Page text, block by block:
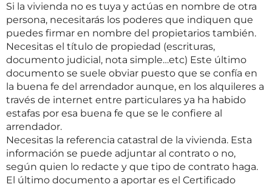
Si la vivienda no es tuya y actúas en nombre de otra
persona, necesitarás los poderes que indiquen que
puedes firmar en nombre del propietarios también.
Necesitas el título de propiedad (escrituras,
documento judicial, nota simple…etc) Este último
documento se suele obviar puesto que se confía en
la buena fe del arrendador aunque, en los alquileres a
través de internet entre particulares ya ha habido
estafas por esa buena fe que se le confiere al
arrendador.
Necesitas la referencia catastral de la vivienda. Esta
información se puede adjuntar al contrato o no,
según quien lo redacte y que tipo de contrato haga.
El último documento a aportar es el Certificado